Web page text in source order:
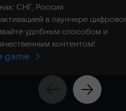
СНГ, Россия
в лаунчере
удобным способом и
контентом!
game